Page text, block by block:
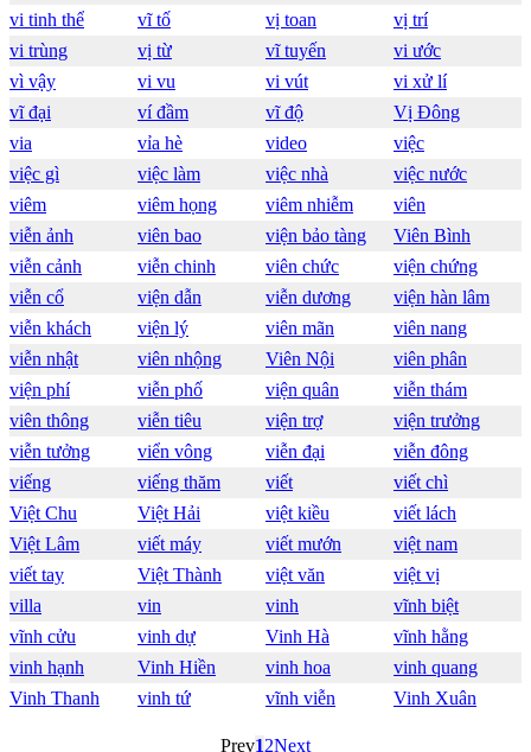
vi tinh thể
vĩ tố vị toan
vị trí
vi trùng
vị từ vĩ tuyến
vi ước
vì vậy
vi vu vi vút
vi xử lí
vĩ đại
ví đầm vĩ độ
Vị Đông
via
vỉa hè video
việc
việc gì
việc làm việc nhà
việc nước
viêm
viêm họng viêm nhiễm
viên
viễn ảnh
viên bao viện bảo tàng
Viên Bình
viễn cảnh
viễn chinh viên chức
viện chứng
viễn cổ
viện dẫn viễn dương
viện hàn lâm
viễn khách
viện lý viên mãn
viên nang
viễn nhật
viên nhộng Viên Nội
viên phân
viện phí
viễn phố viện quân
viễn thám
viên thông
viễn tiêu viện trợ
viện trưởng
viễn tưởng
viển vông viễn đại
viễn đông
viếng
viếng thăm viết
viết chì
Việt Chu
Việt Hải việt kiều
viết lách
Việt Lâm
viết máy viết mướn
việt nam
viết tay
Việt Thành việt văn
việt vị
villa
vin vinh
vĩnh biệt
vĩnh cửu
vinh dự Vinh Hà
vĩnh hằng
vinh hạnh
Vinh Hiền vinh hoa
vinh quang
Vinh Thanh
vinh tứ vĩnh viễn Vinh Xuân
Prev12Next